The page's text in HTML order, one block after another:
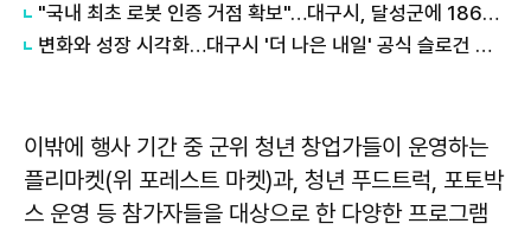
"국내 최초 로봇 인증 거점 확보"…대구시, 달성군에 186억 투입해 휴머노이드 센터 구축
변화와 성장 시각화…대구시 '더 나은 내일' 공식 슬로건 디자인 공개
이밖에 행사 기간 중 군위 청년 창업가들이 운영하는
플리마켓(위 포레스트 마켓)과, 청년 푸드트럭, 포토박
스 운영 등 참가자들을 대상으로 한 다양한 프로그램